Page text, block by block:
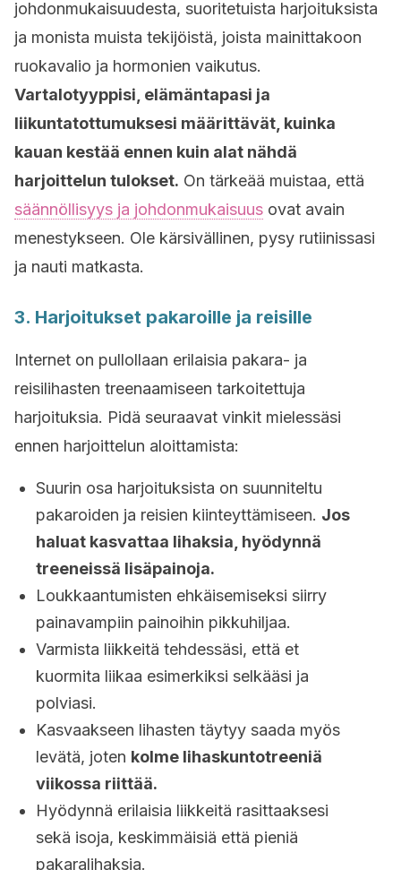
johdonmukaisuudesta, suoritetuista harjoituksista
ja monista muista tekijöistä, joista mainittakoon
ruokavalio ja hormonien vaikutus.
Vartalotyyppisi, elämäntapasi ja
liikuntatottumuksesi määrittävät, kuinka
kauan kestää ennen kuin alat nähdä
harjoittelun tulokset. On tärkeää muistaa, että
säännöllisyys ja johdonmukaisuus ovat avain
menestykseen. Ole kärsivällinen, pysy rutiinissasi
ja nauti matkasta.
3. Harjoitukset pakaroille ja reisille
Internet on pullollaan erilaisia pakara- ja
reisilihasten treenaamiseen tarkoitettuja
harjoituksia. Pidä seuraavat vinkit mielessäsi
ennen harjoittelun aloittamista:
Suurin osa harjoituksista on suunniteltu
pakaroiden ja reisien kiinteyttämiseen. Jos
haluat kasvattaa lihaksia, hyödynnä
treeneissä lisäpainoja.
Loukkaantumisten ehkäisemiseksi siirry
painavampiin painoihin pikkuhiljaa.
Varmista liikkeitä tehdessäsi, että et
kuormita liikaa esimerkiksi selkääsi ja
polviasi.
Kasvaakseen lihasten täytyy saada myös
levätä, joten kolme lihaskuntotreeniä
viikossa riittää.
Hyödynnä erilaisia liikkeitä rasittaaksesi
sekä isoja, keskimmäisiä että pieniä
pakaralihaksia.